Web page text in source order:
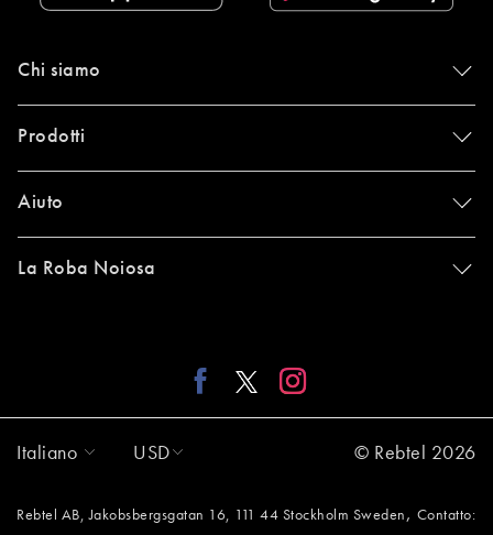
Chi siamo
Prodotti
Aiuto
La Roba Noiosa
Italiano USD © Rebtel 2026
Rebtel AB, Jakobsbergsgatan 16, 111 44 Stockholm Sweden , Contatto: